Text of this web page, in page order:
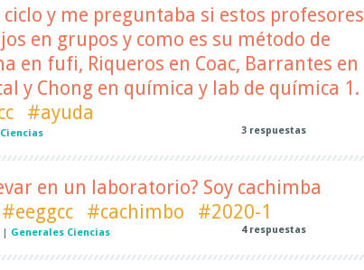
y me preguntaba si estos profesores
en grupos y como es su método de
en fufi, Riqueros en Coac, Barrantes en
y Chong en química y lab de química 1.
#ayuda
3 respuestas
en un laboratorio? Soy cachimba
#eeggcc #cachimbo #2020-1
Generales Ciencias 4respuestas